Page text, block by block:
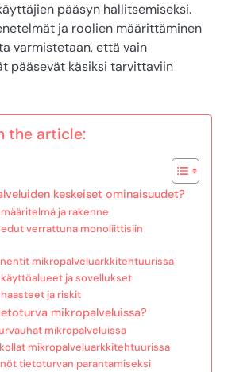
pääsyn hallitsemiseksi.
ja roolien määrittäminen
varmistetaan, että vain
pääsevät käsiksi tarvittaviin
the article:
keskeiset ominaisuudet?
ja rakenne
verrattuna monoliittisiin
mikropalveluarkkitehtuurissa
ja sovellukset
ja riskit
mikropalveluissa?
mikropalveluissa
mikropalveluarkkitehtuurissa
tietoturvan parantamiseksi